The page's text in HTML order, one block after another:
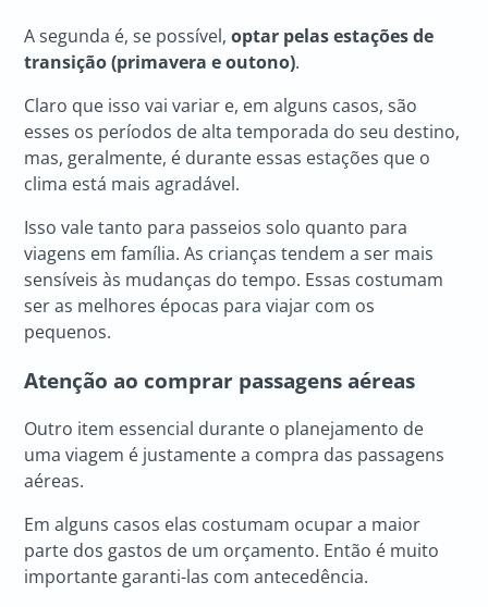
A segunda é, se possível,optar pelas estações de
transição (primavera e outono).
Claro que isso vai variar e, em alguns casos, são
esses os períodos de alta temporada do seu destino,
mas, geralmente, é durante essas estações que o
clima está mais agradável.
Isso vale tanto para passeios solo quanto para
viagens em família. As crianças tendem a ser mais
sensíveis às mudanças do tempo. Essas costumam
ser as melhores épocas para viajar com os
pequenos.
Atenção ao comprar passagens aéreas
Outro item essencial durante o planejamento de
uma viagem é justamente a compra das passagens
aéreas.
Em alguns casos elas costumam ocupar a maior
parte dos gastos de um orçamento. Então é muito
importante garanti-las com antecedência.